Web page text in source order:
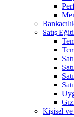
Satış
Kişisel